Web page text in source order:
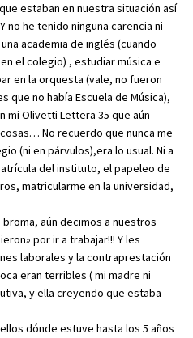
estaban en nuestra situación así
no he tenido ninguna carencia ni
academia de inglés (cuando
el colegio) , estudiar música e
en la orquesta (vale, no fueron
que no había Escuela de Música),
mi Olivetti Lettera 35 que aún
No recuerdo que nunca me
(ni en párvulos),era lo usual. Ni a
del instituto, el papeleo de
matricularme en la universidad,
aún decimos a nuestros
por ir a trabajar!!! Y les
laborales y la contraprestación
eran terribles ( mi madre ni
y ella creyendo que estaba
dónde estuve hasta los 5 años